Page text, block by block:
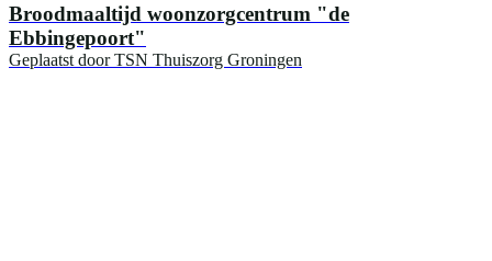
Broodmaaltijd woonzorgcentrum "de
Ebbingepoort"
Geplaatst door TSN Thuiszorg Groningen